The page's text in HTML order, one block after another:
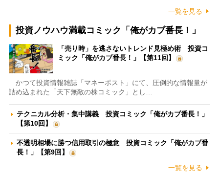
一覧を見る
投資ノウハウ満載コミック「俺がカブ番長！」
「売り時」を逃さないトレンド見極め術 投資コ
ミック「俺がカブ番長！」【第11回】
かつて投資情報雑誌「マネーポスト」にて、圧倒的な情報量が
詰め込まれた「天下無敵の株コミック」とし…
テクニカル分析・集中講義 投資コミック「俺がカブ番長！」
【第10回】
不透明相場に勝つ信用取引の極意 投資コミック「俺がカブ番
長！」【第9回】
一覧を見る